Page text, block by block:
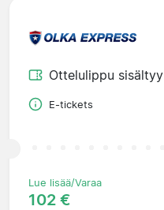
Ottelulippu sisältyy
E-tickets
Lue lisää/Varaa
102 €